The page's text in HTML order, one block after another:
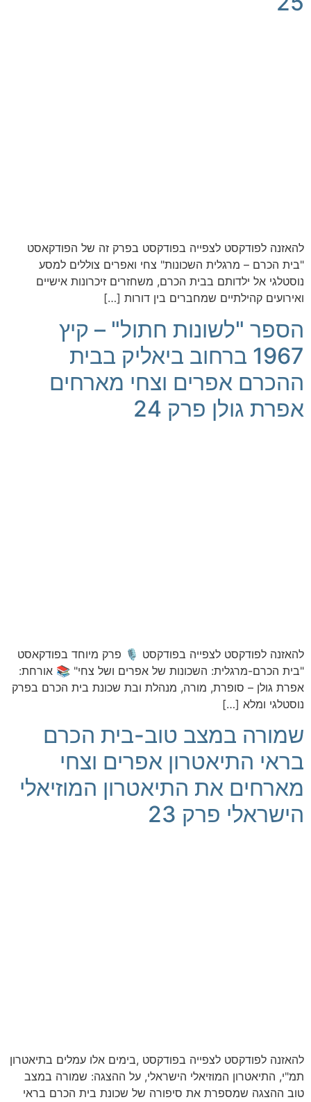
להאזנה לפודקסט לצפייה בפודקסט בפרק זה של הפודקאסט
"בית הכרם – מרגלית השכונות" צחי ואפרים צוללים למסע
נוסטלגי אל ילדותם בבית הכרם, משחזרים זיכרונות אישיים
ואירועים קהילתיים שמחברים בין דורות […]
הספר "לשונות חתול" – קיץ
1967 ברחוב ביאליק בבית
ההכרם אפרים וצחי מארחים
אפרת גולן פרק 24
להאזנה לפודקסט לצפייה בפודקסט 🎙️ פרק מיוחד בפודקאסט
"בית הכרם-מרגלית: השכונות של אפרים ושל צחי" 📚 אורחת:
אפרת גולן – סופרת, מורה, מנהלת ובת שכונת בית הכרם בפרק
נוסטלגי ומלא […]
שמורה במצב טוב-בית הכרם
בראי התיאטרון אפרים וצחי
מארחים את התיאטרון המוזיאלי
הישראלי פרק 23
להאזנה לפודקסט לצפייה בפודקסט ,בימים אלו עמלים בתיאטרון
תמ"י, התיאטרון המוזיאלי הישראלי, על ההצגה: שמורה במצב
טוב ההצגה שמספרת את סיפורה של שכונת בית הכרם בראי